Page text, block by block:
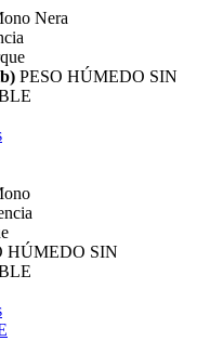
Nera
PESO HÚMEDO SIN
HÚMEDO SIN